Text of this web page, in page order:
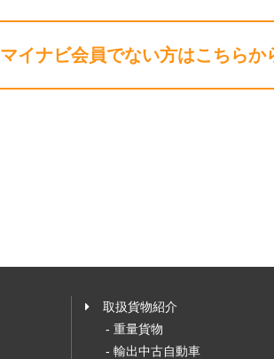
マイナビ会員でない方はこちらか
取扱貨物紹介
- 重量貨物
- 輸出中古自動車